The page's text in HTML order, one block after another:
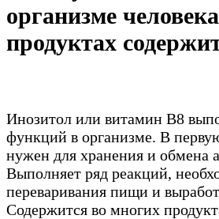
организме
продуктах
Инозитол или витамин В8
функций в организме. В
нужен для хранения и обмена
Выполняет ряд реакций,
переваривания пищи и
Содержится во многих